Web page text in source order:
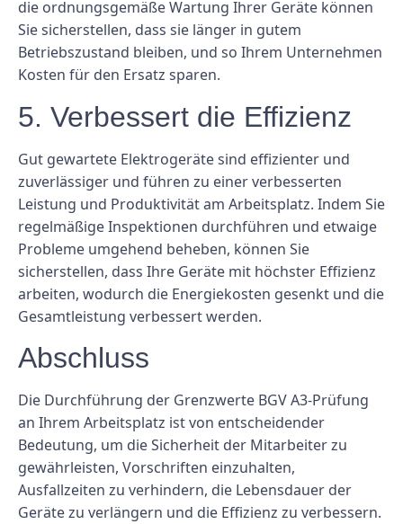
die ordnungsgemäße Wartung Ihrer Geräte können
Sie sicherstellen, dass sie länger in gutem
Betriebszustand bleiben, und so Ihrem Unternehmen
Kosten für den Ersatz sparen.
5. Verbessert die Effizienz
Gut gewartete Elektrogeräte sind effizienter und
zuverlässiger und führen zu einer verbesserten
Leistung und Produktivität am Arbeitsplatz. Indem Sie
regelmäßige Inspektionen durchführen und etwaige
Probleme umgehend beheben, können Sie
sicherstellen, dass Ihre Geräte mit höchster Effizienz
arbeiten, wodurch die Energiekosten gesenkt und die
Gesamtleistung verbessert werden.
Abschluss
Die Durchführung der Grenzwerte BGV A3-Prüfung
an Ihrem Arbeitsplatz ist von entscheidender
Bedeutung, um die Sicherheit der Mitarbeiter zu
gewährleisten, Vorschriften einzuhalten,
Ausfallzeiten zu verhindern, die Lebensdauer der
Geräte zu verlängern und die Effizienz zu verbessern.